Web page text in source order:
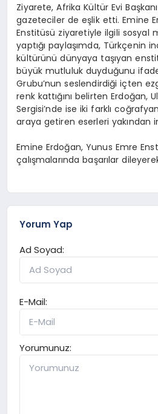
Ziyarete, Afrika Kültür Evi
gazeteciler de eşlik etti. Emine
Enstitüsü ziyaretiyle ilgili sosyal
yaptığı paylaşımda, Türkçenin
kültürünü dünyaya taşıyan
büyük mutluluk duyduğunu
Grubu’nun seslendirdiği içten
renk kattığını belirten Erdoğan,
Sergisi’nde ise iki farklı
araya getiren eserleri yakından
Emine Erdoğan, Yunus Emre
çalışmalarında başarılar
Yorum Yap
Ad Soyad:
E-Mail:
Yorumunuz: